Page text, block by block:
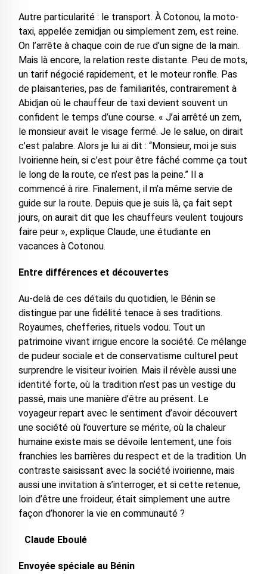
Autre particularité : le transport. À Cotonou, la moto-
taxi, appelée zemidjan ou simplement zem, est reine.
On l’arrête à chaque coin de rue d’un signe de la main.
Mais là encore, la relation reste distante. Peu de mots,
un tarif négocié rapidement, et le moteur ronfle. Pas
de plaisanteries, pas de familiarités, contrairement à
Abidjan où le chauffeur de taxi devient souvent un
confident le temps d’une course. « J’ai arrêté un zem,
le monsieur avait le visage fermé. Je le salue, on dirait
c’est palabre. Alors je lui ai dit : “Monsieur, moi je suis
Ivoirienne hein, si c’est pour être fâché comme ça tout
le long de la route, ce n’est pas la peine.” Il a
commencé à rire. Finalement, il m’a même servie de
guide sur la route. Depuis que je suis là, ça fait sept
jours, on aurait dit que les chauffeurs veulent toujours
faire peur », explique Claude, une étudiante en
vacances à Cotonou.
Entre différences et découvertes
Au-delà de ces détails du quotidien, le Bénin se
distingue par une fidélité tenace à ses traditions.
Royaumes, chefferies, rituels vodou. Tout un
patrimoine vivant irrigue encore la société. Ce mélange
de pudeur sociale et de conservatisme culturel peut
surprendre le visiteur ivoirien. Mais il révèle aussi une
identité forte, où la tradition n’est pas un vestige du
passé, mais une manière d’être au présent. Le
voyageur repart avec le sentiment d’avoir découvert
une société où l’ouverture se mérite, où la chaleur
humaine existe mais se dévoile lentement, une fois
franchies les barrières du respect et de la tradition. Un
contraste saisissant avec la société ivoirienne, mais
aussi une invitation à s’interroger, et si cette retenue,
loin d’être une froideur, était simplement une autre
façon d’honorer la vie en communauté ?
Claude Eboulé
Envoyée spéciale au Bénin